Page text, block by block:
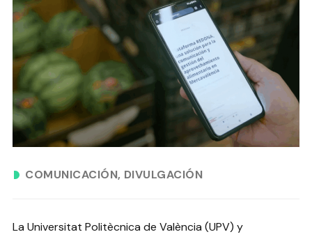
COMUNICACIÓN DIVULGACIÓN
La Universitat Politècnica de València (UPV) y